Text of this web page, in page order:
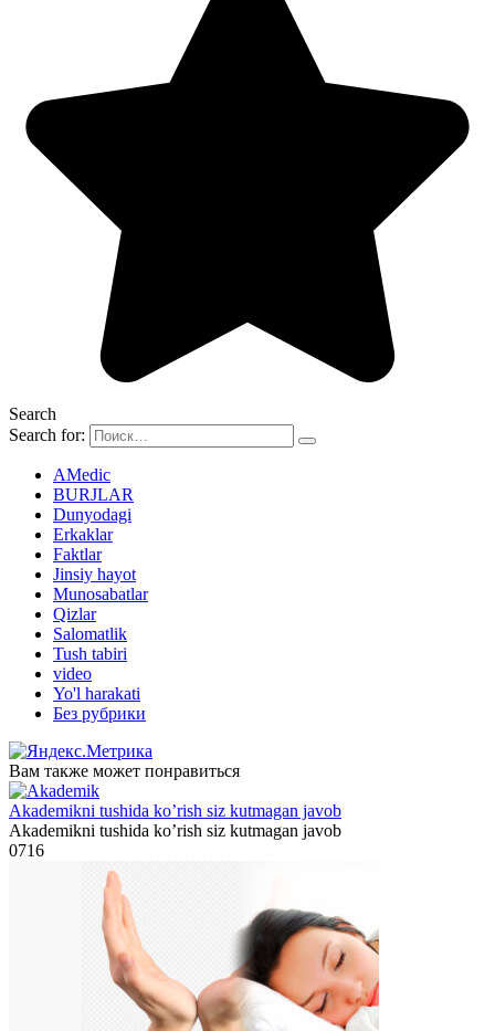
Search
Search for:
AMedic
BURJLAR
Dunyodagi
Erkaklar
Faktlar
Jinsiy hayot
Munosabatlar
Qizlar
Salomatlik
Tush tabiri
video
Yo'l harakati
Без рубрики
Вам также может понравиться
Akademikni tushida ko’rish siz kutmagan javob
Akademikni tushida ko’rish siz kutmagan javob
0716